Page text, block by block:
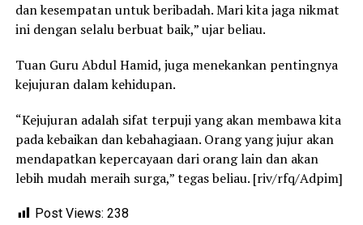
dan kesempatan untuk beribadah. Mari kita jaga nikmat
ini dengan selalu berbuat baik,” ujar beliau.
Tuan Guru Abdul Hamid, juga menekankan pentingnya
kejujuran dalam kehidupan.
“Kejujuran adalah sifat terpuji yang akan membawa kita
pada kebaikan dan kebahagiaan. Orang yang jujur akan
mendapatkan kepercayaan dari orang lain dan akan
lebih mudah meraih surga,” tegas beliau. [riv/rfq/Adpim]
Post Views: 238